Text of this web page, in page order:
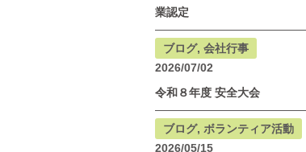
業認定
ブログ, 会社行事
2026/07/02
令和８年度 安全大会
ブログ, ボランティア活動
2026/05/15